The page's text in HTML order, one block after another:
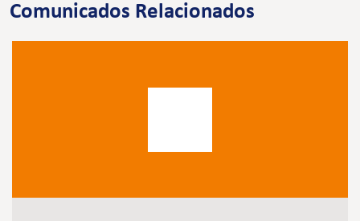
Comunicados Relacionados